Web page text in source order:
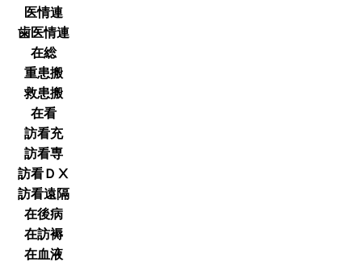
医情連
歯医情連
在総
重患搬
救患搬
在看
訪看充
訪看専
訪看ＤⅩ
訪看遠隔
在後病
在訪褥
在血液